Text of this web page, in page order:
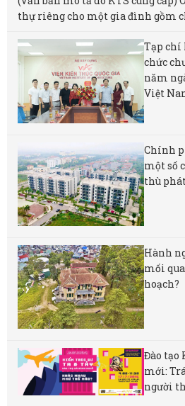
thự riêng cho một gia đình gồm
Tạp chí
chức
năm
Việt
Chính
một số
thù
Hành
mối
hoạch?
Đào tạo
mới:
người